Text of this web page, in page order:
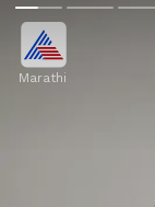
Marathi